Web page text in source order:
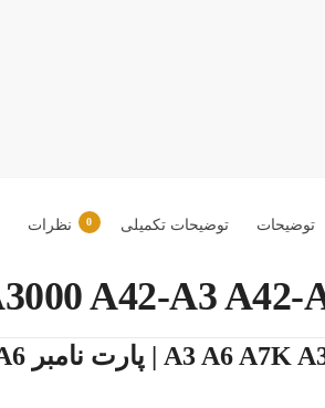
توضیحات توضیحات تکمیلی نظرات 0